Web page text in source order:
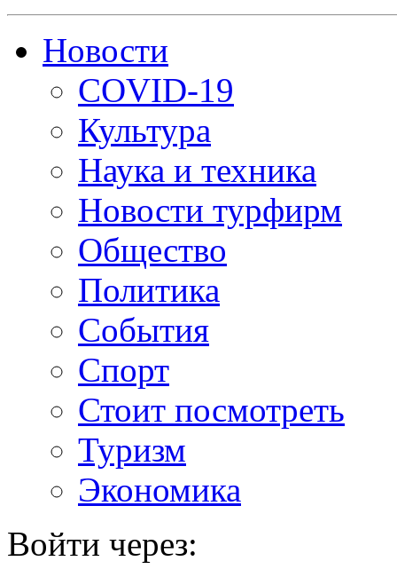
Новости
COVID-19
Культура
Наука и техника
Новости турфирм
Общество
Политика
События
Спорт
Стоит посмотреть
Туризм
Экономика
Войти через: